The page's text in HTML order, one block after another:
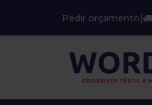
Pedir orçamento |